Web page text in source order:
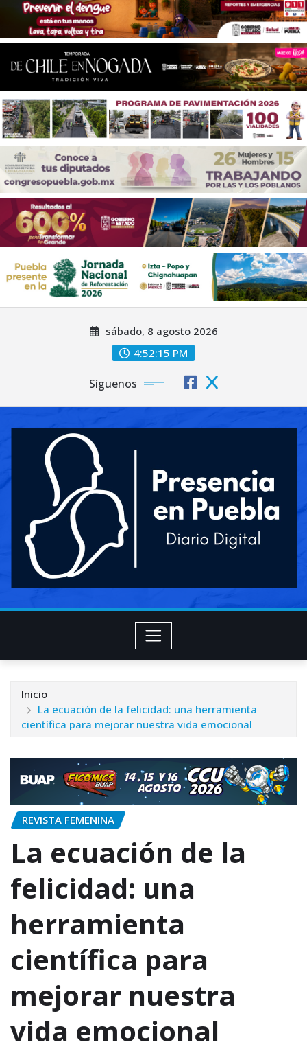
sábado, 8 agosto 2026
4:52:16 PM
Síguenos
Inicio
La ecuación de la felicidad: una herramienta
científica para mejorar nuestra vida emocional
REVISTA FEMENINA
La ecuación de la
felicidad: una
herramienta
científica para
mejorar nuestra
vida emocional